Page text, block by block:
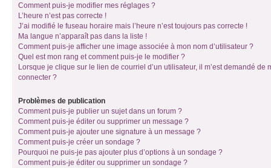
Comment puis-je modifier mes réglages ?
L’heure n’est pas correcte !
J’ai modifié le fuseau horaire mais l’heure n’est toujours pas correcte !
Ma langue n’apparaît pas dans la liste !
Comment puis-je afficher une image associée à mon nom d’utilisateur ?
Quel est mon rang et comment puis-je le modifier ?
Lorsque je clique sur le lien de courriel d’un utilisateur, il m’est demandé de
connecter ?
Problèmes de publication
Comment puis-je publier un sujet dans un forum ?
Comment puis-je éditer ou supprimer un message ?
Comment puis-je ajouter une signature à un message ?
Comment puis-je créer un sondage ?
Pourquoi ne puis-je pas ajouter plus d’options à un sondage ?
Comment puis-je éditer ou supprimer un sondage ?